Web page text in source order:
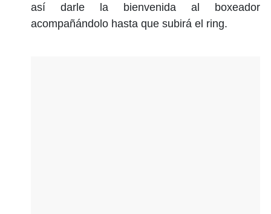
así darle la bienvenida al boxeador
acompañándolo hasta que subirá el ring.